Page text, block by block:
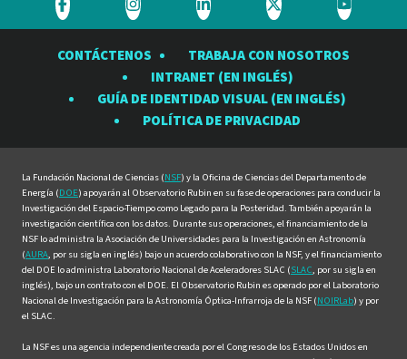
Visite
Observatorio
Visite
Observatorio
Rubin
en
Visite
Observatorio
Rubin
en
Visite
Observatorio
Rubin
en
Visite
Rubin
en
CONTÁCTENOS
TRABAJA CON NOSOTROS
INTRANET (EN INGLÉS)
GUÍA DE IDENTIDAD VISUAL (EN INGLÉS)
POLÍTICA DE PRIVACIDAD
La Fundación Nacional de Ciencias (NSF) y la Oficina de Ciencias del Departamento de
Energía (DOE) apoyarán al Observatorio Rubin en su fase de operaciones para conducir la
Investigación del Espacio-Tiempo como Legado para la Posteridad. También apoyarán la
investigación científica con los datos. Durante sus operaciones, el financiamiento de la
NSF lo administra la Asociación de Universidades para la Investigación en Astronomía
(AURA, por su sigla en inglés) bajo un acuerdo colaborativo con la NSF, y el financiamiento
del DOE lo administra Laboratorio Nacional de Aceleradores SLAC (SLAC, por su sigla en
inglés), bajo un contrato con el DOE. El Observatorio Rubin es operado por el Laboratorio
Nacional de Investigación para la Astronomía Óptica-Infrarroja de la NSF (NOIRLab) y por
el SLAC.
La NSF es una agencia independiente creada por el Congreso de los Estados Unidos en